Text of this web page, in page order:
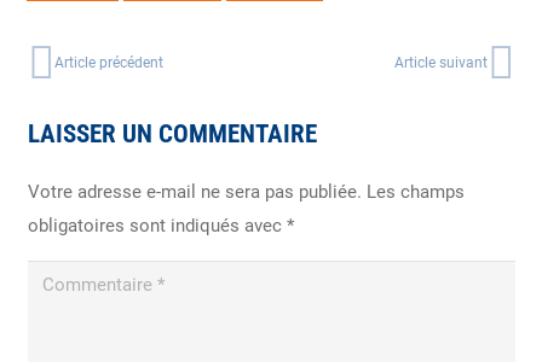
Article précédent Article suivant
LAISSER UN COMMENTAIRE
Votre adresse e-mail ne sera pas publiée. Les champs
obligatoires sont indiqués avec *